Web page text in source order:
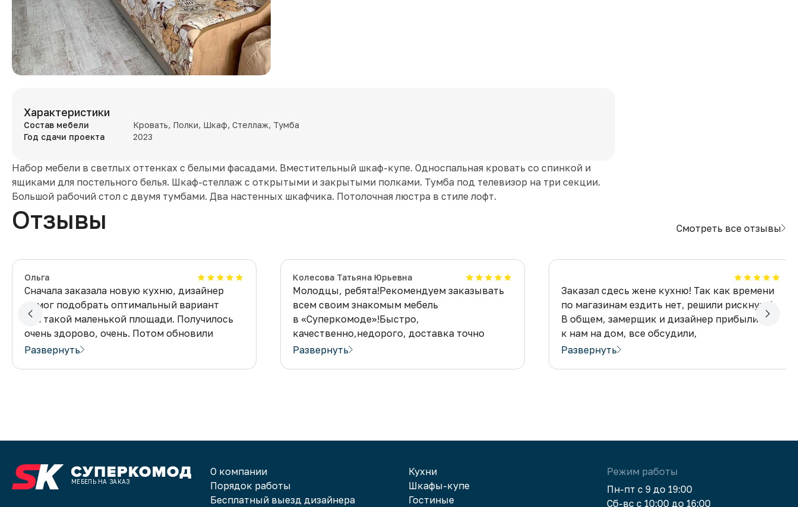
Характеристики
Состав мебели
Кровать, Полки, Шкаф, Стеллаж, Тумба
Год сдачи проекта
2023
Набор мебели в светлых оттенках с белыми фасадами. Вместительный шкаф-купе. Односпальная кровать со спинкой и
ящиками для постельного белья. Шкаф-стеллаж с открытыми и закрытыми полками. Тумба под телевизор на три секции.
Большой рабочий стол с двумя тумбами. Два настенных шкафчика. Потолочная люстра в стиле лофт.
Отзывы Смотреть все отзывы
Ольга
Сначала заказала новую кухню, дизайнер
помог подобрать оптимальный вариант
для такой маленькой площади. Получилось
очень здорово, очень. Потом обновили
и спальню. А теперь ждем ребенка
Развернуть
Колесова Татьяна Юрьевна
Молодцы, ребята!Рекомендуем заказывать
всем своим знакомым мебель
в «Суперкомоде»!Быстро,
качественно,недорого, доставка точно
по времени!Очень нравилась гостинная
Развернуть
Заказал сдесь жене кухню! Так как времени
по магазинам ездить нет, решили рискнуть!
В общем, замерщик и дизайнер прибыли
к нам на дом, все обсудили,
все понравилось! Изготовили все так,
Развернуть
МЕБЕЛЬ НА ЗАКАЗ
О компании
Порядок работы
Бесплатный выезд дизайнера
Кухни
Шкафы-купе
Гостиные
Режим работы
Пн-пт с 9 до 19:00
Сб-вс с 10:00 до 16:00